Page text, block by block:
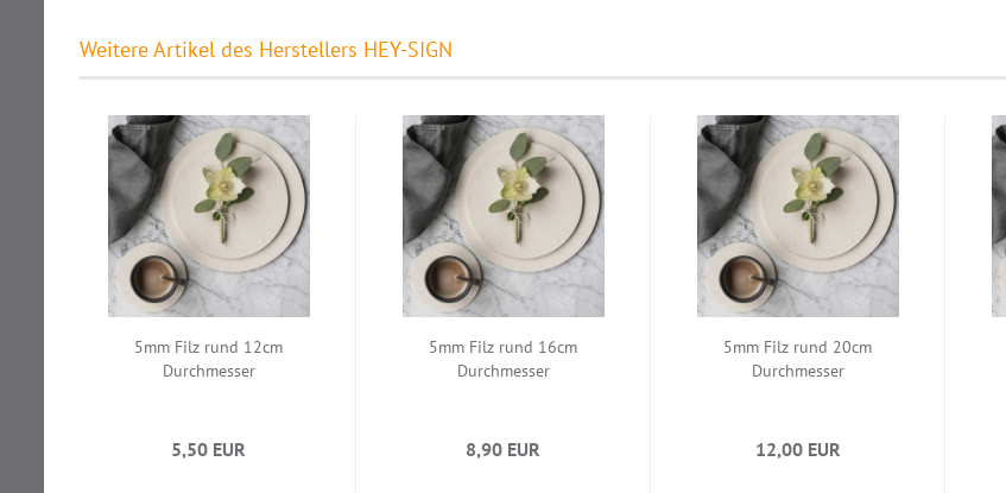
Weitere Artikel des Herstellers HEY-SIGN
5mm Filz rund 12cm
Durchmesser
5,50 EUR
5mm Filz rund 16cm
Durchmesser
8,90 EUR
5mm Filz rund 20cm
Durchmesser
12,00 EUR